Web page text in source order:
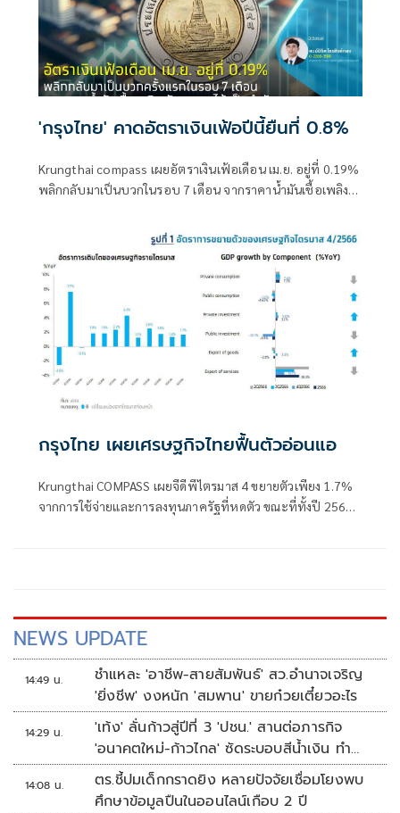
'กรุงไทย' คาดอัตราเงินเฟ้อปีนี้ยืนที่ 0.8%
Krungthai compass เผยอัตราเงินเฟ้อเดือน เม.ย. อยู่ที่ 0.19%
พลิกกลับมาเป็นบวกในรอบ 7 เดือน จากราคาน้ำมันเชื้อเพลิง
กรุงไทย เผยเศรษฐกิจไทยฟื้นตัวอ่อนแอ
Krungthai COMPASS เผยจีดีพีไตรมาส 4 ขยายตัวเพียง 1.7%
จากการใช้จ่ายและการลงทุนภาครัฐที่หดตัว ขณะที่ทั้งปี 2566
NEWS UPDATE
14:49 น.
ชำแหละ 'อาชีพ-สายสัมพันธ์' สว.อำนาจเจริญ
'ยิ่งชีพ' งงหนัก 'สมพาน' ขายก๋วยเตี๋ยวอะไร
14:29 น.
'เท้ง' ลั่นก้าวสู่ปีที่ 3 'ปชน.' สานต่อภารกิจ
'อนาคตใหม่-ก้าวไกล' ซัดระบอบสีน้ำเงิน ทำ
หลักนิติรัฐ-นิติธรรมสั่นคลอน
14:08 น.
ตร.ชี้ปมเด็กกราดยิง หลายปัจจัยเชื่อมโยงพบ
ศึกษาข้อมูลปืนในออนไลน์เกือบ 2 ปี